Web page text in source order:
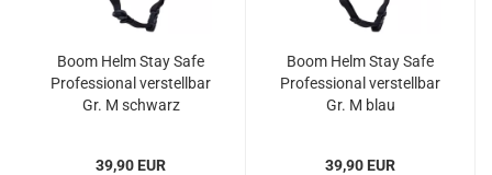
Boom Helm Stay Safe
Professional verstellbar
Gr. M schwarz
39,90 EUR
Boom Helm Stay Safe
Professional verstellbar
Gr. M blau
39,90 EUR